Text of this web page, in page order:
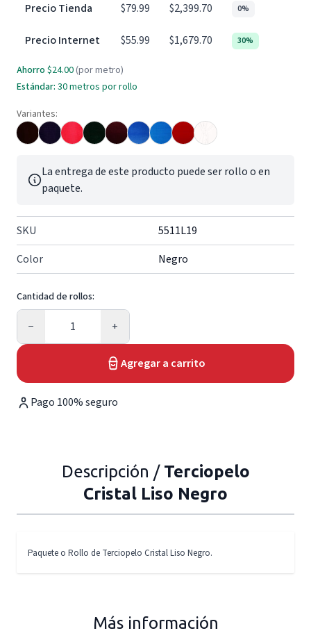
Precio Tienda $79.99 $2,399.70 0%
Precio Internet $55.99 $1,679.70 30%
Ahorro $24.00 (por metro)
Estándar: 30 metros por rollo
Variantes:
La entrega de este producto puede ser rollo o en
paquete.
SKU
5511L19
Color
Negro
Cantidad de rollos:
−
Cantidad
+
Agregar a carrito
Pago 100% seguro
Descripción / Terciopelo
Cristal Liso Negro
Paquete o Rollo de Terciopelo Cristal Liso Negro.
Más información